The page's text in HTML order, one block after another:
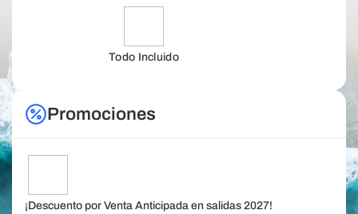
Todo Incluido
Promociones
¡Descuento por Venta Anticipada en salidas 2027!